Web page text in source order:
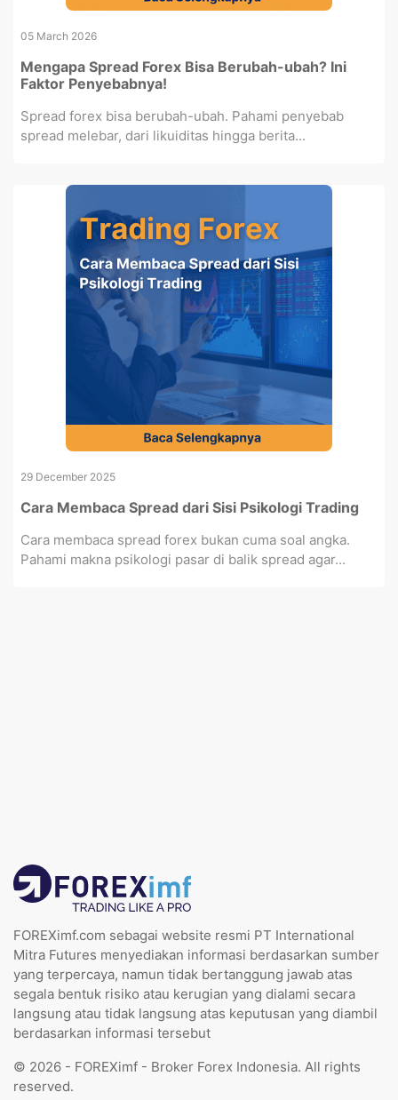
05 March 2026
Mengapa Spread Forex Bisa Berubah-ubah? Ini
Faktor Penyebabnya!
Spread forex bisa berubah-ubah. Pahami penyebab
spread melebar, dari likuiditas hingga berita...
29 December 2025
Cara Membaca Spread dari Sisi Psikologi Trading
Cara membaca spread forex bukan cuma soal angka.
Pahami makna psikologi pasar di balik spread agar...
FOREXimf.com sebagai website resmi PT International
Mitra Futures menyediakan informasi berdasarkan sumber
yang terpercaya, namun tidak bertanggung jawab atas
segala bentuk risiko atau kerugian yang dialami secara
langsung atau tidak langsung atas keputusan yang diambil
berdasarkan informasi tersebut
© 2026 - FOREXimf - Broker Forex Indonesia. All rights
reserved.